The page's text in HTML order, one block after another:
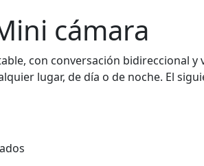
cámara
con conversación bidireccional
lugar, de día o de noche. El